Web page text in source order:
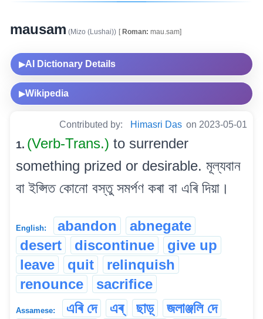
mausam (Mizo (Lushai)) [Roman: mau.sam]
▶AI Dictionary Details
▶Wikipedia
Contributed by: Himasri Das on 2023-05-01
1. (Verb-Trans.) to surrender
something prized or desirable. মূল্যবান
বা ইপ্সিত কোনো বস্তু সমৰ্পণ কৰা বা এৰি দিয়া।
English: abandon
abnegate
desert
discontinue
give up
leave
quit
relinquish
renounce
sacrifice
Assamese: এৰি দে এৰ্ ছাড়্
জলাঞ্জলি দে